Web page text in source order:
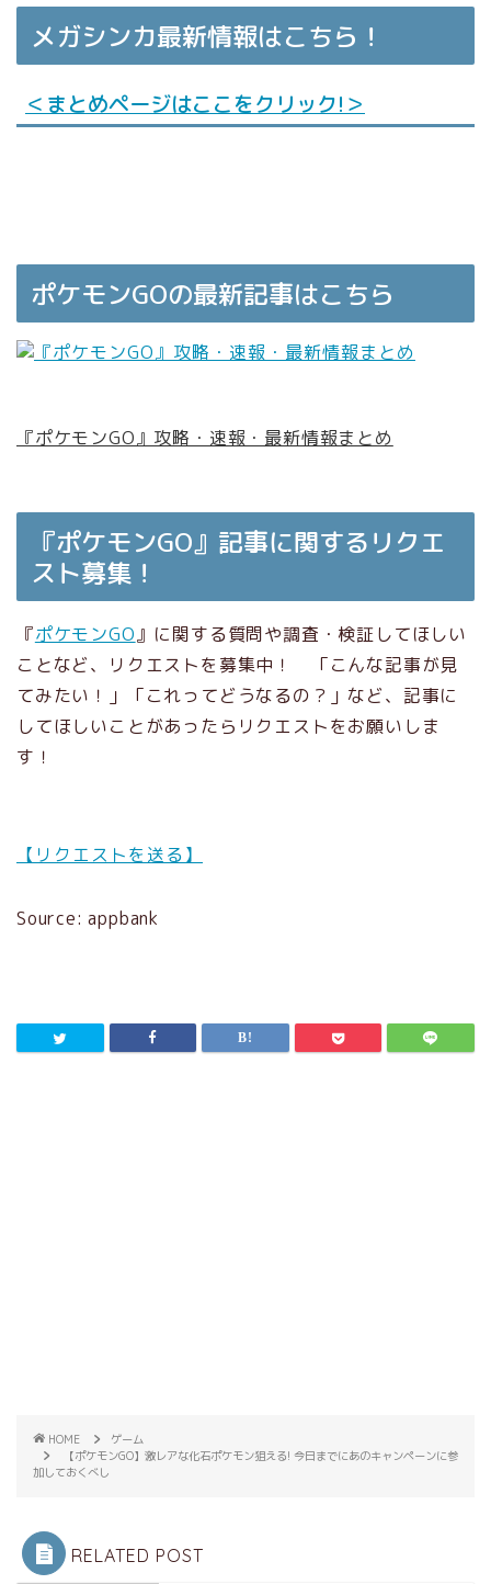
メガシンカ最新情報はこちら！
＜まとめページはここをクリック!＞
ポケモンGOの最新記事はこちら
『ポケモンGO』攻略・速報・最新情報まとめ
『ポケモンGO』記事に関するリクエ
スト募集！
『ポケモンGO』に関する質問や調査・検証してほしい
ことなど、リクエストを募集中！ 「こんな記事が見
てみたい！」「これってどうなるの？」など、記事に
してほしいことがあったらリクエストをお願いしま
す！
【リクエストを送る】
Source: appbank
HOME
ゲーム
【ポケモンGO】激レアな化石ポケモン狙える! 今日までにあのキャンペーンに参
加しておくべし
RELATED POST